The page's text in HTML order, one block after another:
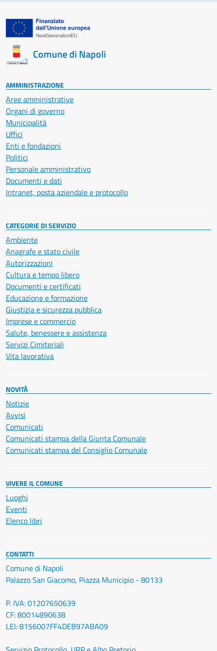
Comune di Napoli
AMMINISTRAZIONE
Aree amministrative
Organi di governo
Municipalità
Uffici
Enti e fondazioni
Politici
Personale amministrativo
Documenti e dati
Intranet, posta aziendale e protocollo
CATEGORIE DI SERVIZIO
Ambiente
Anagrafe e stato civile
Autorizzazioni
Cultura e tempo libero
Documenti e certificati
Educazione e formazione
Giustizia e sicurezza pubblica
Imprese e commercio
Salute, benessere e assistenza
Servizi Cimiteriali
Vita lavorativa
NOVITÀ
Notizie
Avvisi
Comunicati
Comunicati stampa della Giunta Comunale
Comunicati stampa del Consiglio Comunale
VIVERE IL COMUNE
Luoghi
Eventi
Elenco libri
CONTATTI
Comune di Napoli
Palazzo San Giacomo, Piazza Municipio - 80133
P. IVA: 01207650639
CF: 80014890638
LEI: 8156007FF4DEB97ABA09